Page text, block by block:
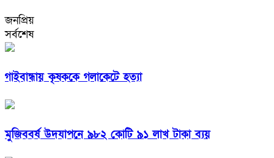
জনপ্রিয়
সর্বশেষ
গাইবান্ধায় কৃষককে গলাকেটে হত্যা
মুজিববর্ষ উদযাপনে ৯৮২ কোটি ৯১ লাখ টাকা ব্যয়